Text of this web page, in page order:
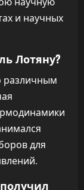
и научных
Лотяну?
различным
для